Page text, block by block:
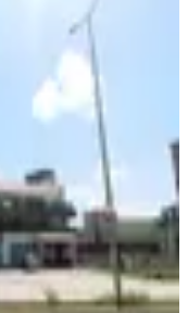
Yaşamkent
13.05.2026